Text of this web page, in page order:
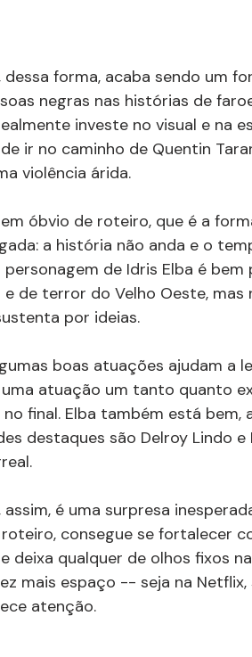
dessa forma, acaba sendo um
negras nas histórias de
investe no visual e na
ir no caminho de Quentin
violência árida.
óbvio de roteiro, que é a
a história não anda e o
de Idris Elba é bem
de terror do Velho Oeste, mas
por ideias.
boas atuações ajudam a
atuação um tanto quanto
final. Elba também está bem,
destaques são Delroy Lindo e
assim, é uma surpresa
consegue se fortalecer
deixa qualquer de olhos fixos
mais espaço -- seja na
atenção.